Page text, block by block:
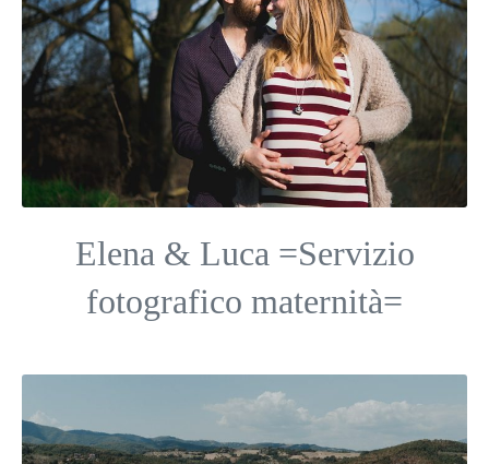
Elena & Luca =Servizio
fotografico maternità=